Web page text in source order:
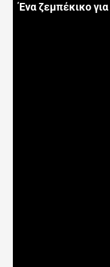
Ένα ζεμπέκικο